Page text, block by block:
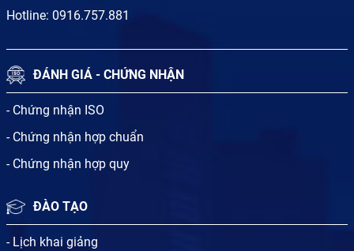
Hotline: 0916.757.881
ĐÁNH GIÁ - CHỨNG NHẬN
- Chứng nhận ISO
- Chứng nhận hợp chuẩn
- Chứng nhận hợp quy
ĐÀO TẠO
- Lịch khai giảng